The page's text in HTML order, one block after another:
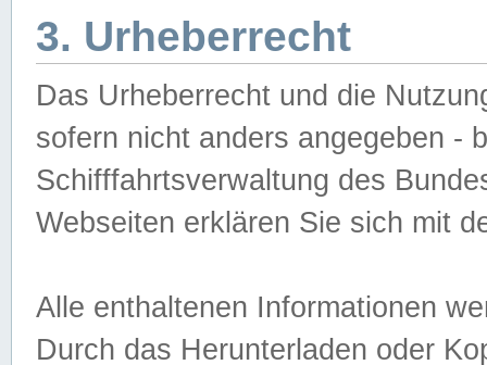
3. Urheberrecht
Das Urheberrecht und die
sofern nicht anders angegeben -
Schifffahrtsverwaltung des
Webseiten erklären Sie sich mit
Alle enthaltenen Informationen
Durch das Herunterladen oder